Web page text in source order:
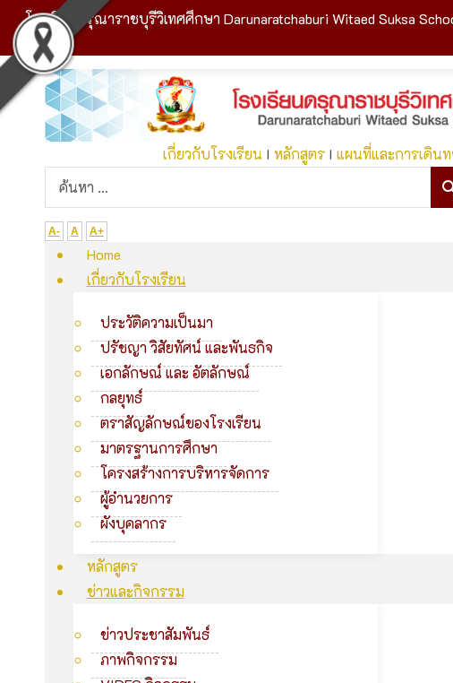
โรงเรียนดรุณาราชบุรีวิเทศศึกษา Darunaratchaburi Witaed Suksa
เกี่ยวกับโรงเรียน Iหลักสูตร Iแผนที่และการเดินท
A- A A+
Home
เกี่ยวกับโรงเรียน
ประวัติความเป็นมา
ปรัชญา วิสัยทัศน์ และพันธกิจ
เอกลักษณ์ และ อัตลักษณ์
กลยุทธ์
ตราสัญลักษณ์ของโรงเรียน
มาตรฐานการศึกษา
โครงสร้างการบริหารจัดการ
ผู้อำนวยการ
ผังบุคลากร
หลักสูตร
ข่าวและกิจกรรม
ข่าวประชาสัมพันธ์
ภาพกิจกรรม